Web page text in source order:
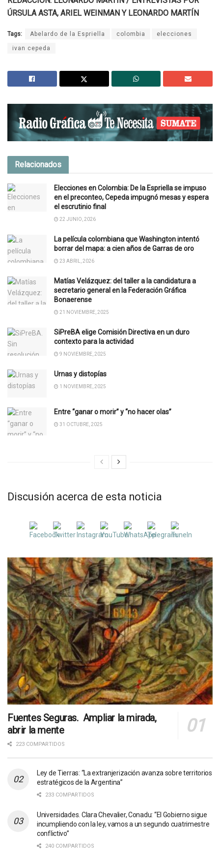
ÚRSULA ASTA, ARIEL WEINMAN Y LEONARDO MARTÍN
Tags: Abelardo de la Espriella colombia elecciones
ivan cepeda
Relacionados
Elecciones en Colombia: De la Espriella se impuso
en el preconteo, Cepeda impugnó mesas y espera
el escrutinio final
22 JUNIO, 2026
La película colombiana que Washington intentó
borrar del mapa: a cien años de Garras de oro
23 ABRIL, 2026
Matías Velázquez: del taller a la candidatura a
secretario general en la Federación Gráfica
Bonaerense
21 NOVIEMBRE, 2025
SiPreBA elige Comisión Directiva en un duro
contexto para la actividad
9 NOVIEMBRE, 2025
Urnas y distopías
1 NOVIEMBRE, 2025
Entre “ganar o morir” y “no hacer olas”
31 OCTUBRE, 2025
Discusión acerca de esta noticia
Fuentes Seguras. Ampliar la mirada,
abrir la mente
223 COMPARTIDOS
Ley de Tierras: “La extranjerización avanza sobre territorios
estratégicos de la Argentina”
233 COMPARTIDOS
Universidades. Clara Chevalier, Conadu: “El Gobierno sigue
incumpliendo con la ley, vamos a un segundo cuatrimestre
conflictivo”
240 COMPARTIDOS